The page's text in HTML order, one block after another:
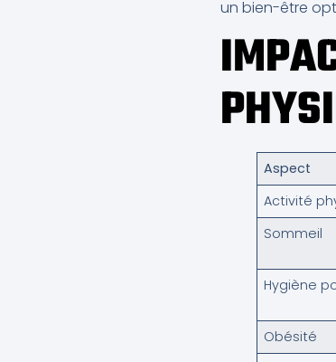
un bien-être
Aspect
Activité
Sommeil
Hygiène
Obésité